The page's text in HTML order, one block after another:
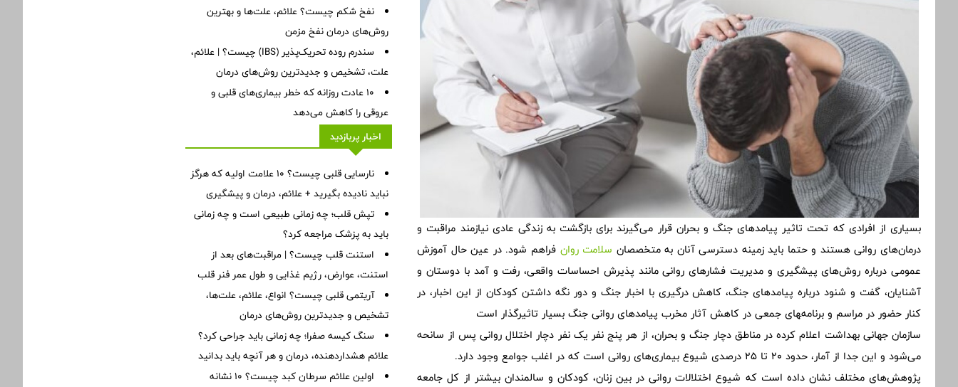
بسیاری از افرادی که تحت تاثیر پیامدهای جنگ و بحران قرار می‌گیرند برای بازگشت به زندگی عادی نیازمند مراقبت و
درمان‌های روانی هستند و حتما باید زمینه دسترسی آنان به متخصصان سلامت روان فراهم شود. در عین حال آموزش
عمومی درباره روش‌های پیشگیری و مدیریت فشارهای روانی مانند پذیرش احساسات واقعی، رفت و آمد با دوستان و
آشنایان، گفت و شنود درباره پیامدهای جنگ، کاهش درگیری با اخبار جنگ و دور نگه داشتن کودکان از این اخبار، در
کنار حضور در مراسم و برنامه‌‍های جمعی در کاهش آثار مخرب پیامدهای روانی جنگ بسیار تاثیرگذار است
سازمان جهانی بهداشت اعلام کرده در مناطق دچار جنگ و بحران، از هر پنج نفر یک نفر دچار اختلال روانی پس از سانحه
می‌شود و این جدا از آمار، حدود 20 تا 25 درصدی شیوع بیماری‌های روانی است که در اغلب جوامع وجود دارد.
پژوهش‌های مختلف نشان داده است که شیوع اختلالات روانی در بین زنان، کودکان و سالمندان بیشتر از کل جامعه
نفخ شکم چیست؟ علائم، علت‌ها و بهترین
روش‌های درمان نفخ مزمن
سندرم روده تحریک‌پذیر (IBS) چیست؟ | علائم،
علت، تشخیص و جدیدترین روش‌های درمان
۱۰ عادت روزانه که خطر بیماری‌های قلبی و
عروقی را کاهش می‌دهد
اخبار پربازدید
نارسایی قلبی چیست؟ ۱۰ علامت اولیه که هرگز
نباید نادیده بگیرید + علائم، درمان و پیشگیری
تپش قلب؛ چه زمانی طبیعی است و چه زمانی
باید به پزشک مراجعه کرد؟
استنت قلب چیست؟ | مراقبت‌های بعد از
استنت، عوارض، رژیم غذایی و طول عمر فنر قلب
آریتمی قلبی چیست؟ انواع، علائم، علت‌ها،
تشخیص و جدیدترین روش‌های درمان
سنگ کیسه صفرا؛ چه زمانی باید جراحی کرد؟
علائم هشداردهنده، درمان و هر آنچه باید بدانید
اولین علائم سرطان کبد چیست؟ ۱۰ نشانه